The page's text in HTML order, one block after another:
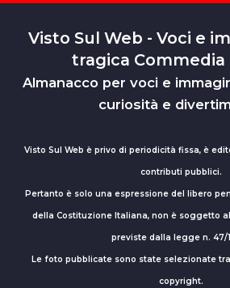
Visto Sul Web - Voci e
tragica Commedia
Almanacco per voci e
curiosità e
Visto Sul Web è privo di periodicità fissa, è
contributi pubblici.
Pertanto è solo una espressione del libero
della Costituzione Italiana, non è soggetto
previste dalla legge n. 47/
Le foto pubblicate sono state selezionate
copyright.